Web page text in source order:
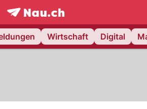
frontpage.NAU.ch
Wirtschaft Digital